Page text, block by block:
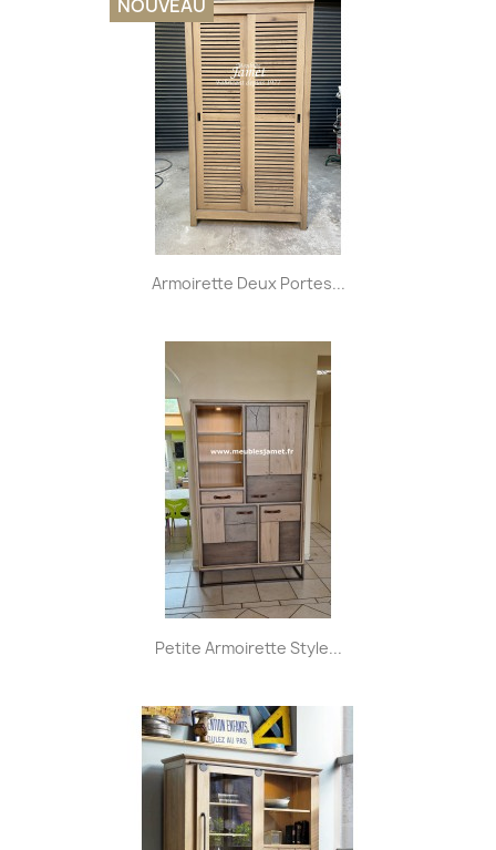
Armoirette Deux Portes...
NOUVEAU
Petite Armoirette Style...